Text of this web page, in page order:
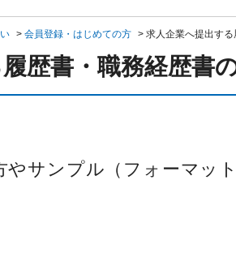
> 会員登録・はじめての方 > 求人企業へ提出す
歴書・職務経歴書
やサンプル（フォーマッ